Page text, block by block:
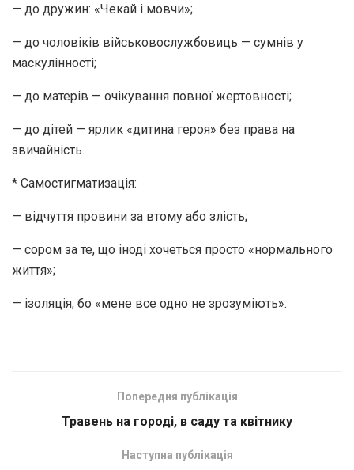
— до дружин: «Чекай і мовчи»;
— до чоловіків військовослужбовиць — сумнів у
маскулінності;
— до матерів — очікування повної жертовності;
— до дітей — ярлик «дитина героя» без права на
звичайність.
* Самостигматизація:
— відчуття провини за втому або злість;
— сором за те, що іноді хочеться просто «нормального
життя»;
— ізоляція, бо «мене все одно не зрозуміють».
Попередня публікація
Травень на городі, в саду та квітнику
Наступна публікація